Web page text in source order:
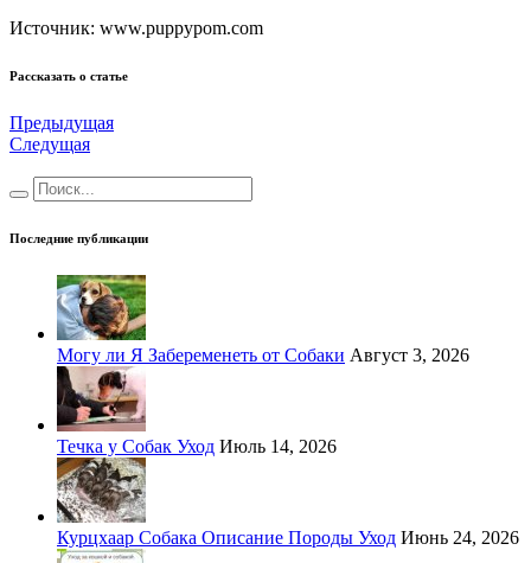
Источник: www.puppypom.com
Рассказать о статье
Предыдущая
Следущая
Последние публикации
Могу ли Я Забеременеть от Собаки Август 3, 2026
Течка у Собак Уход Июль 14, 2026
Курцхаар Собака Описание Породы Уход Июнь 24, 2026